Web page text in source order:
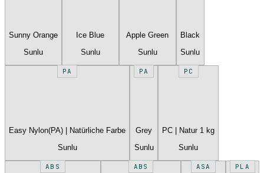
Sunny Orange
Sunlu
Ice Blue
Sunlu
Apple Green
Sunlu
Black
Sunlu
PA
Easy Nylon(PA) | Natürliche Farbe
Sunlu
PA
Grey
Sunlu
PC
PC | Natur 1 kg
Sunlu
ABS ABS ASA PLA